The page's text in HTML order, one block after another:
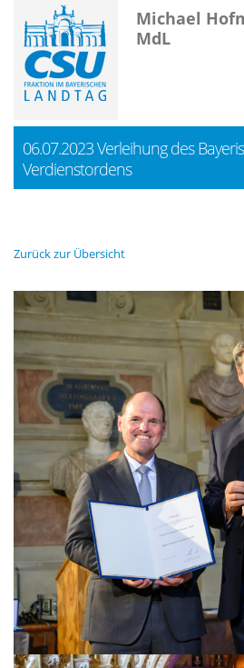
Michael
MdL
06.07.2023 Verleihung des
Verdienstordens
Zurück zur Übersicht